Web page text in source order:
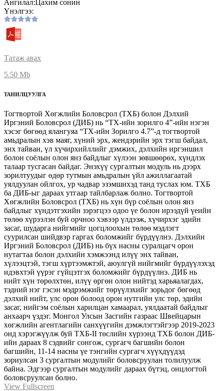
Ангилал:Цахим сонин
Үнэлгээ:
Татаж авах
5.50 Mb
ТАНИЛЦУУЛГА
Тогтвортой Хөгжлийн Боловсрол (ТХБ) болон Дэлхий
Иргэний Боловсрол (ДИБ) нь “ТХ-ийн зорилго 4”-ийн нэгэн
хэсэг бөгөөд ялангуяа “ТХ-ийн Зорилго 4.7”-д тогтвортой
амьдралын хэв маяг, хүний эрх, жендэрийн эрх тэгш байдал,
энх тайван, үл хүчирхийллийг дэмжих, дэлхийн иргэншил
болон соёлын олон янз байдлыг хүлээн зөвшөөрөх, хүндлэх
талаар тусгасан байдаг. Энэхүү сургалтын модуль нь дээрх
зорилтуудыг өдөр тутмын амьдралын үйл ажиллагаатай
уялдуулан ойлгох, ур чадвар эзэмшихэд танд туслах юм. ТХБ
ба ДИБ-ыг дараах утгаар тайлбарлаж болно. Тогтвортой
Хөгжлийн Боловсрол (ТХБ) нь хүн бүр соёлын олон янз
байдлыг хүндэтгэхийн зэрэгцээ одоо үе болон ирээдүй үеийн
төлөө хүрээлэн буй орчноо хэвээр үлдээж, хүчирхэг эдийн
засаг, шударга нийгмийг цогцлоохын төлөө мэдлэгт
суурилсан шийдвэр гаргах боломжийг бүрдүүлнэ. Дэлхийн
Иргэний Боловсрол (ДИБ) нь бүх насны суралцагч орон
нутагтаа болон дэлхийн хэмжээнд илүү энх тайван,
хүлээцтэй, тэгш хүртээмжтэй, аюулгүй нийгмийг бүрдүүлэхэд
идэвхтэй үүрэг гүйцэтгэх боломжийг бүрдүүлнэ. ДИБ нь
нийт хүн төрөлхтөн, илүү өргөн олон нийтэд харьяалагдах,
тэдний нэг гэсэн мэдрэмжийг төрүүлэхийг зорьдог бөгөөд
дэлхий нийт, улс орон болоод орон нутгийн улс төр, эдийн
засаг, нийгэм соёлын харилцан хамаарал, уялдаатай байдлыг
анхаарч үздэг. Монгол Улсын Засгийн газраас Швейцарын
хөгжлийн агентлагийн санхүүгийн дэмжлэгтэйгээр 2019-2023
онд хэрэгжүүлж буй ТХБ-II төслийн хүрээнд ТХБ болон ДИБ-
ийн дараах 8 сэдвийг сонгож, сургагч багшийн болон
багшийн, 11-14 насны үе тэнгийн сургагч хүүхдүүдэд
зориулсан 3 сургалтын модулийг боловсруулан толилуулж
байна. Эдгээр сургалтын модулийг дараах бүтэц, онцлогтой
боловсруулсан болно.
View Fullscreen